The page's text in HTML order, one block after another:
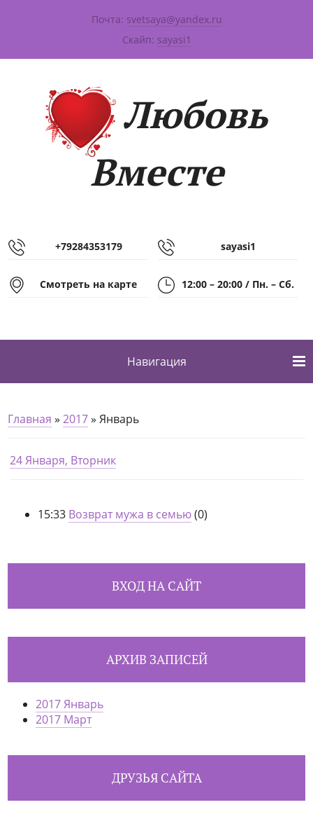
Почта: svetsaya@yandex.ru
Скайп: sayasi1
Любовь
Вместе
+79284353179 sayasi1
Смотреть на карте 12:00 – 20:00 / Пн. – Сб.
Навигация
Главная » 2017» Январь
24 Января, Вторник
15:33 Возврат мужа в семью(0)
ВХОД НА САЙТ
АРХИВ ЗАПИСЕЙ
2017 Январь
2017 Март
ДРУЗЬЯ САЙТА